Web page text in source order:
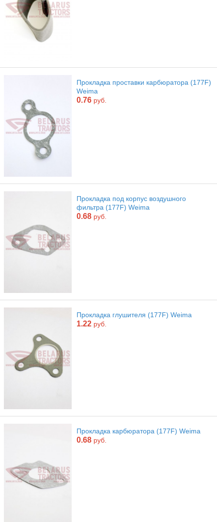
Прокладка проставки карбюратора (177F)
Weima
0.76 руб.
Прокладка под корпус воздушного
фильтра (177F) Weima
0.68 руб.
Прокладка глушителя (177F) Weima
1.22 руб.
Прокладка карбюратора (177F) Weima
0.68 руб.